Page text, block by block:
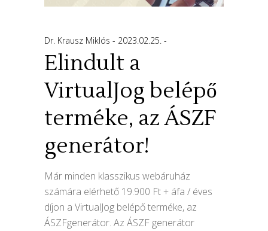
Dr. Krausz Miklós 2023.02.25.
Elindult a
VirtualJog belépő
terméke, az ÁSZF
generátor!
Már minden klasszikus webáruház
számára elérhető 19.900 Ft + áfa / éves
díjon a VirtualJog belépő terméke, az
ÁSZFgenerátor. Az ÁSZF generátor